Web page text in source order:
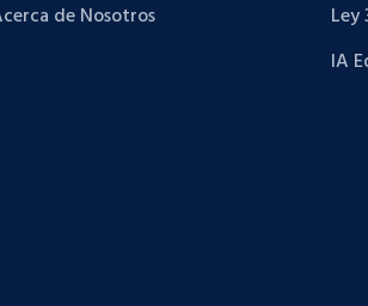
de Nosotros
Ley
IA